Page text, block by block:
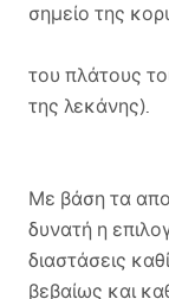
σημείο της
του πλάτους
της λεκάνης).
Με βάση τα
δυνατή η
διαστάσεις
βεβαίως και